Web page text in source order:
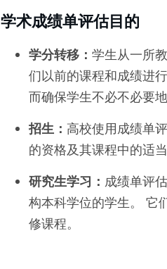
学术成绩单评估目的
学分转移： 学生从一所
们以前的课程和成绩进
而确保学生不必不必要
招生： 高校使用成绩单
的资格及其课程中的适
研究生学习： 成绩单评
构本科学位的学生。 它
修课程。